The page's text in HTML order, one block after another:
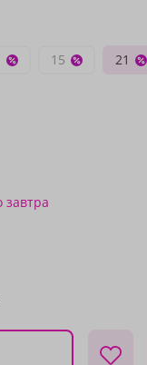
15 21
завтра